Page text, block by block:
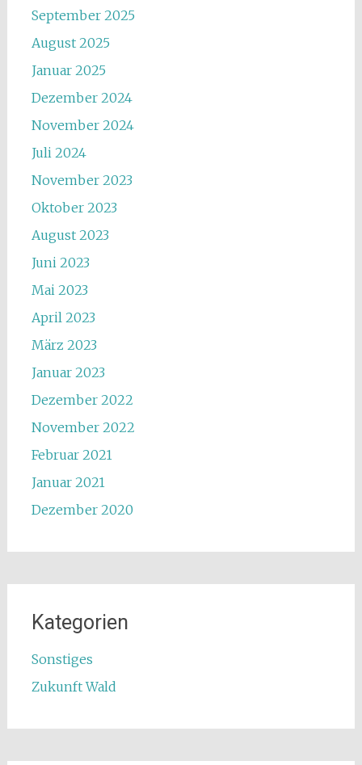
September 2025
August 2025
Januar 2025
Dezember 2024
November 2024
Juli 2024
November 2023
Oktober 2023
August 2023
Juni 2023
Mai 2023
April 2023
März 2023
Januar 2023
Dezember 2022
November 2022
Februar 2021
Januar 2021
Dezember 2020
Kategorien
Sonstiges
Zukunft Wald